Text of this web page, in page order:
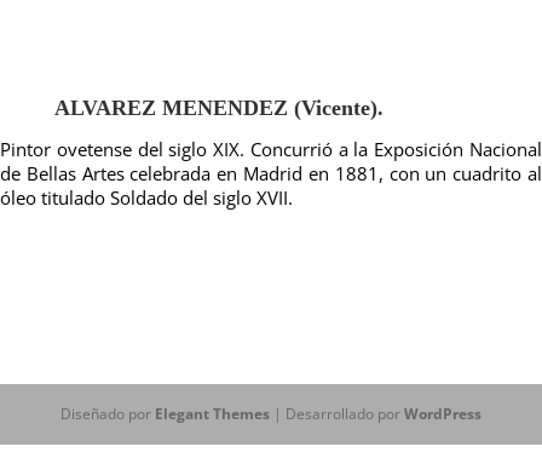
ALVAREZ MENENDEZ (Vicente).
Pintor ovetense del siglo XIX. Concurrió a la Exposición Nacional
de Bellas Artes celebrada en Madrid en 1881, con un cuadrito al
óleo titulado Soldado del siglo XVII.
Diseñado por Elegant Themes| Desarrollado porWordPress